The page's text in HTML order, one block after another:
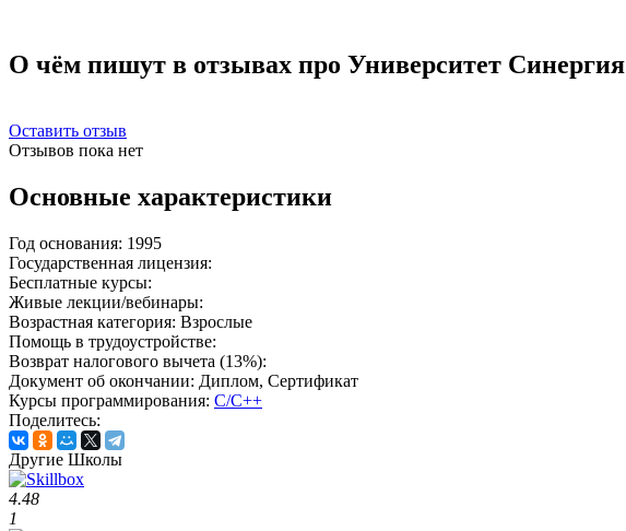
О чём пишут в отзывах про Университет Синергия
Оставить отзыв
Отзывов пока нет
Основные характеристики
Год основания: 1995
Государственная лицензия:
Бесплатные курсы:
Живые лекции/вебинары:
Возрастная категория: Взрослые
Помощь в трудоустройстве:
Возврат налогового вычета (13%):
Документ об окончании: Диплом, Сертификат
Курсы программирования: C/С++
Поделитесь:
Другие Школы
4.48
1